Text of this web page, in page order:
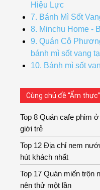
Hiệu Lực
7. Bánh Mì Sốt
8. Minchu Home -
9. Quán Cô
bánh mì sốt vang
10. Bánh mì sốt
Cùng chủ đề “Ẩm thực”
Top 8 Quán cafe phim
giới trẻ
Top 12 Địa chỉ nem
hút khách nhất
Top 17 Quán miến trộn
nên thử một lần